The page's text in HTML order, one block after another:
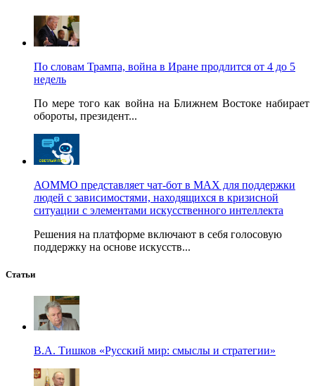
По словам Трампа, война в Иране продлится от 4 до 5
недель
По мере того как война на Ближнем Востоке набирает
обороты, президент...
АОММО представляет чат-бот в MAX для поддержки
людей с зависимостями, находящихся в кризисной
ситуации с элементами искусственного интеллекта
Решения на платформе включают в себя голосовую
поддержку на основе искусств...
Статьи
В.А. Тишков «Русский мир: смыслы и стратегии»